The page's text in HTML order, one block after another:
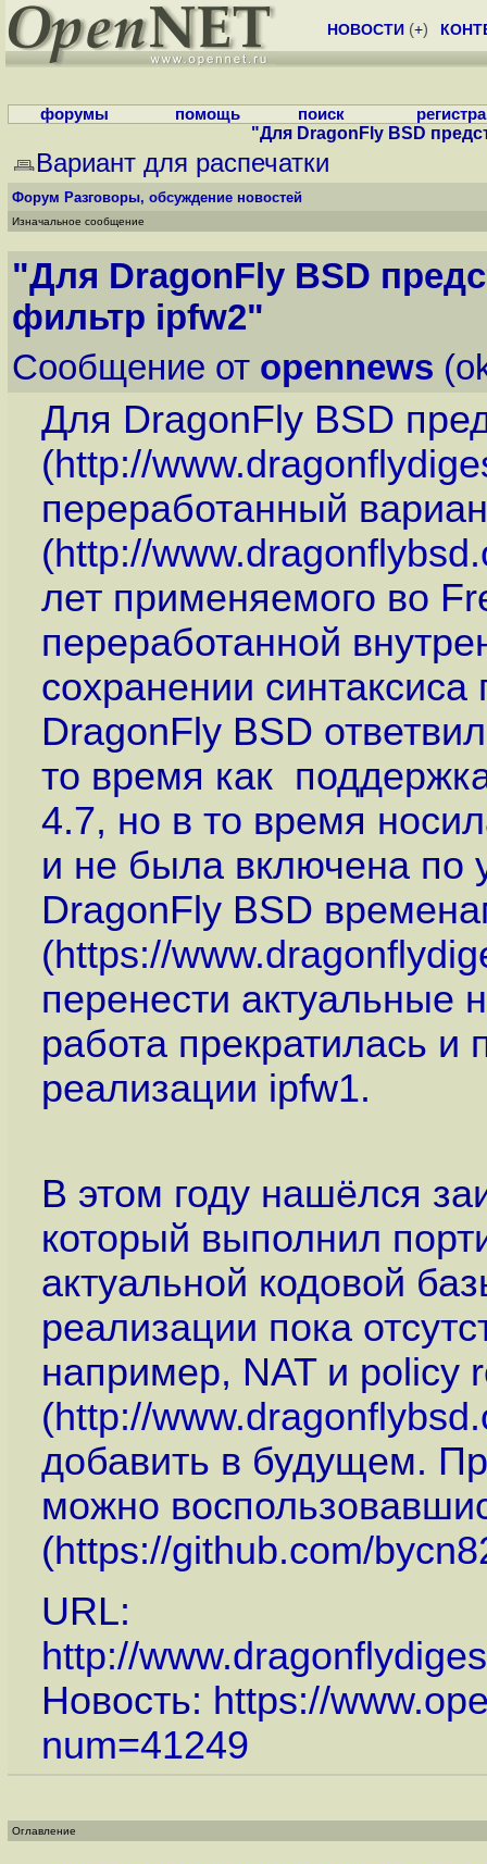
НОВОСТИ (+)
форумы помощь поиск
"Для DragonFly BSD
Вариант для распечатки
Форум Разговоры, обсуждение новостей
Изначальное сообщение
"Для DragonFly BSD
фильтр ipfw2"
Сообщение от opennews
Для DragonFly BSD
(http://
переработанный
(http://
лет применяемого во
переработанной
сохранении
DragonFly BSD
то время как
4.7, но в то время
и не была включена по
DragonFly BSD
(https://
перенести актуальные
работа прекратилась и
реализации ipfw1.
В этом году нашёлся
который выполнил
актуальной кодовой
реализации пока
например, NAT и policy
(http://
добавить в будущем.
можно
(https://github.com/
URL:
http://
Новость: https://
num=41249
Оглавление